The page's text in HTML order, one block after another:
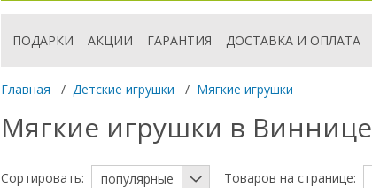
ПОДАРКИ АКЦИИ ГАРАНТИЯ ДОСТАВКА И ОПЛАТА
Главная / Детские игрушки / Мягкие игрушки
Мягкие игрушки в Виннице
Сортировать: популярные Товаров на странице: